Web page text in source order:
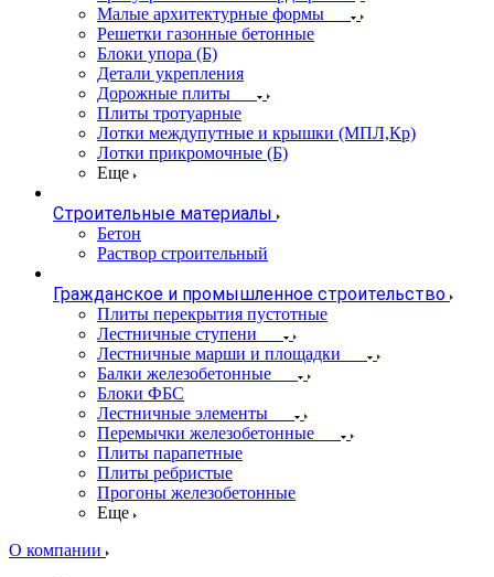
Малые архитектурные формы
Решетки газонные бетонные
Блоки упора (Б)
Детали укрепления
Дорожные плиты
Плиты тротуарные
Лотки междупутные и крышки (МПЛ,Кр)
Лотки прикромочные (Б)
Еще
Строительные материалы
Бетон
Раствор строительный
Гражданское и промышленное строительство
Плиты перекрытия пустотные
Лестничные ступени
Лестничные марши и площадки
Балки железобетонные
Блоки ФБС
Лестничные элементы
Перемычки железобетонные
Плиты парапетные
Плиты ребристые
Прогоны железобетонные
Еще
О компании